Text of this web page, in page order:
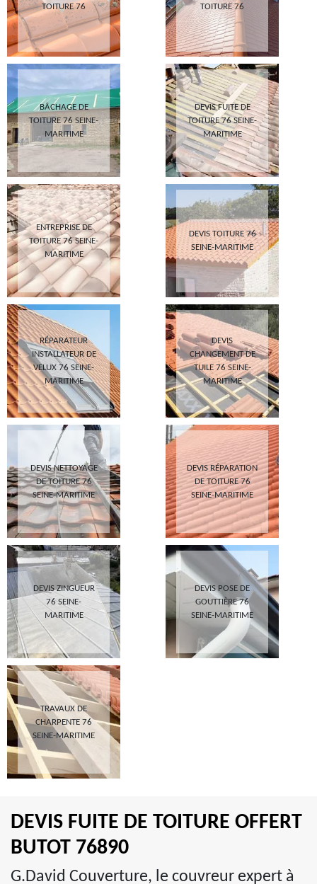
TOITURE 76
TOITURE 76
BÂCHAGE DE
TOITURE 76 SEINE-
MARITIME
DEVIS FUITE DE
TOITURE 76 SEINE-
MARITIME
ENTREPRISE DE
TOITURE 76 SEINE-
MARITIME
DEVIS TOITURE 76
SEINE-MARITIME
RÉPARATEUR
INSTALLATEUR DE
VELUX 76 SEINE-
MARITIME
DEVIS
CHANGEMENT DE
TUILE 76 SEINE-
MARITIME
DEVIS NETTOYAGE
DE TOITURE 76
SEINE-MARITIME
DEVIS RÉPARATION
DE TOITURE 76
SEINE-MARITIME
DEVIS ZINGUEUR
76 SEINE-
MARITIME
DEVIS POSE DE
GOUTTIÈRE 76
SEINE-MARITIME
TRAVAUX DE
CHARPENTE 76
SEINE-MARITIME
DEVIS FUITE DE TOITURE OFFERT
BUTOT 76890
G.David Couverture, le couvreur expert à